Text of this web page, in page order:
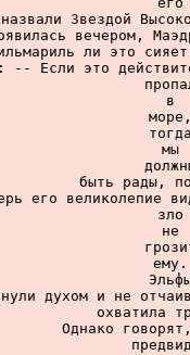
Звездой
вечером,
ли это
-- Если это
в
море,
тогда
мы
быть рады,
его великолепие
зло
не
ему.
духом и не
охватила
Однако